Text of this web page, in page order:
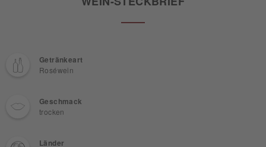
Getränkeart
Roséwein
Geschmack
trocken
Länder